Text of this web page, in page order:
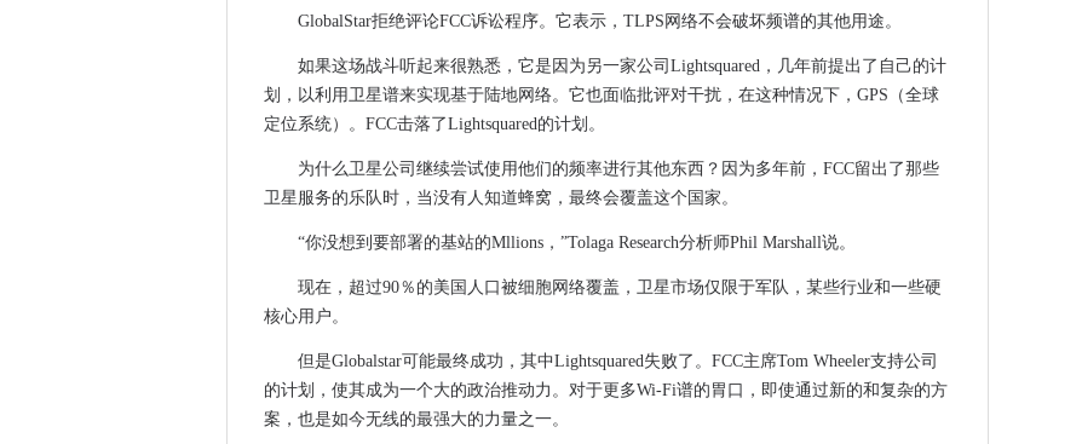
巴克莱在三年内创造1,750英国的工作
DHL的Parcelcopter在行动中无人驾驶（+视频）
数据泄露的成本：400万美元：快速回应的好处：无价。
Rhapsody决定了Napster品牌在美国不再有毒
LTE设备党结束了，因为载体支出掉落
第一个网络安全启动从GCHQ加速器毕业
报告称，由于缺乏功能和可互操作的警察，公共安全“危险”
使用微软的Project Bletchley，公司可以添加中间件到区间
伴侣产品表示，微软已经开放了霍尔霍尔斯
FTC声称，移动广告商在未经他们同意的情况下跟踪用户的位置
注意Windows 10管理员和开发人员：现在抓住KB 3163014
GlobalStar拒绝评论FCC诉讼程序。它表示，TLPS网络不会破坏频谱的其他用途。
如果这场战斗听起来很熟悉，它是因为另一家公司Lightsquared，几年前提出了自己的计
划，以利用卫星谱来实现基于陆地网络。它也面临批评对干扰，在这种情况下，GPS（全球
定位系统）。FCC击落了Lightsquared的计划。
为什么卫星公司继续尝试使用他们的频率进行其他东西？因为多年前，FCC留出了那些
卫星服务的乐队时，当没有人知道蜂窝，最终会覆盖这个国家。
“你没想到要部署的基站的Mllions，”Tolaga Research分析师Phil Marshall说。
现在，超过90％的美国人口被细胞网络覆盖，卫星市场仅限于军队，某些行业和一些硬
核心用户。
但是Globalstar可能最终成功，其中Lightsquared失败了。FCC主席Tom Wheeler支持公司
的计划，使其成为一个大的政治推动力。对于更多Wi-Fi谱的胃口，即使通过新的和复杂的方
案，也是如今无线的最强大的力量之一。